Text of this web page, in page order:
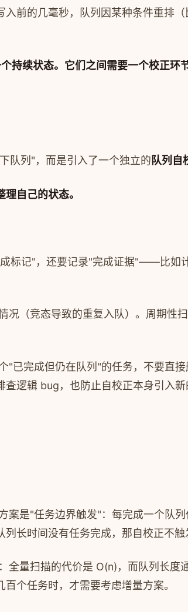
前的几毫秒，队列因某种条件重排
持续状态。它们之间需要一个校正环
队列"，而是引入了一个独立的 队列自
自己的状态。
标记"，还要记录"完成证据"——比如
况（竞态导致的重复入队）。周期性
"已完成但仍在队列"的任务，不要直
逻辑 bug，也防止自校正本身引入新
案是"任务边界触发"：每完成一个队
长时间没有任务完成，那自校正不
全量扫描的代价是 O(n)，而队列长
个任务时，才需要考虑增量方案。